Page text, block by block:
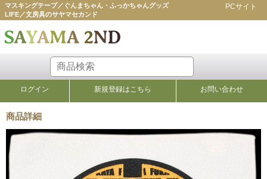
マスキングテープ／ぐんまちゃん・ふっかちゃんグッズ
LIFE／文房具のサヤマセカンド
PCサイト
ログイン 新規登録はこちら お問い合わせ
商品詳細